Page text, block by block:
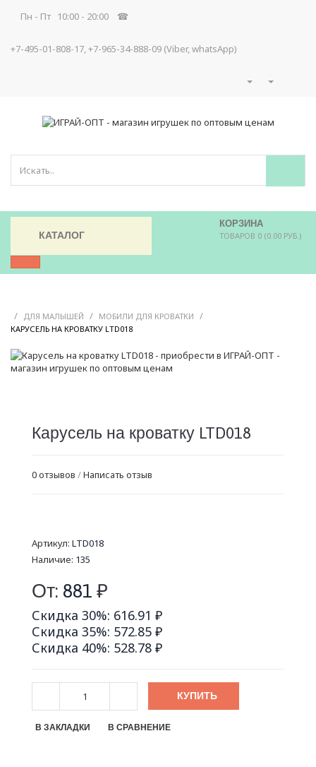
Пн - Пт 10:00 - 20:00 ☎
+7-495-01-808-17, +7-965-34-888-09 (Viber, whatsApp)
КОРЗИНА
ТОВАРОВ 0 (0.00 РУБ.)
КАТАЛОГ
/ ДЛЯ МАЛЫШЕЙ / МОБИЛИ ДЛЯ КРОВАТКИ /
КАРУСЕЛЬ НА КРОВАТКУ LTD018
Карусель на кроватку LTD018
0 отзывов /Написать отзыв
Артикул: LTD018
Наличие: 135
От: 881 ₽
Скидка 30%: 616.91 ₽
Скидка 35%: 572.85 ₽
Скидка 40%: 528.78 ₽
КУПИТЬ
В ЗАКЛАДКИ В СРАВНЕНИЕ